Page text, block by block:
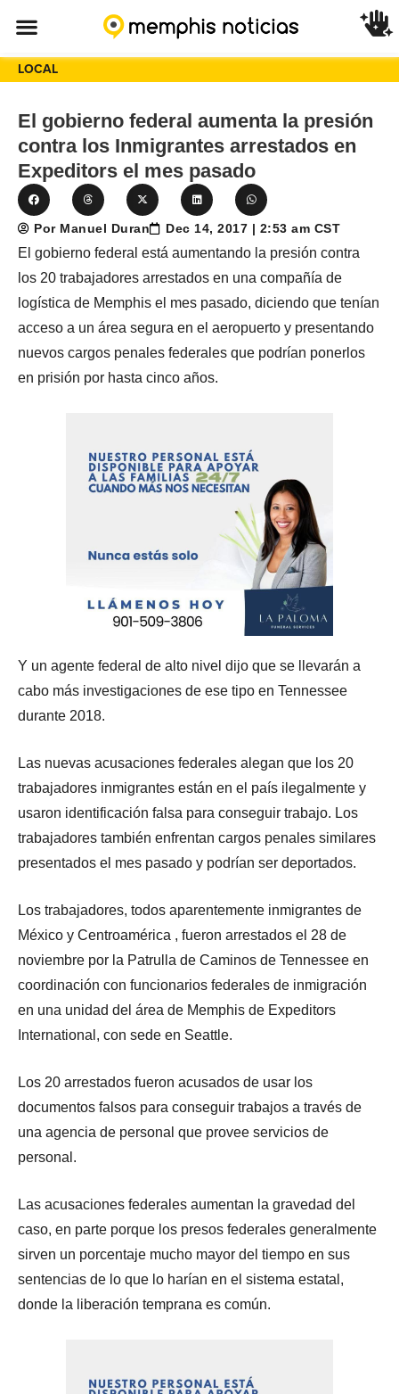
LOCAL
El gobierno federal aumenta la presión
contra los Inmigrantes arrestados en
Expeditors el mes pasado
Por Manuel Duran Dec 14, 2017 | 2:53 am CST
El gobierno federal está aumentando la presión contra
los 20 trabajadores arrestados en una compañía de
logística de Memphis el mes pasado, diciendo que tenían
acceso a un área segura en el aeropuerto y presentando
nuevos cargos penales federales que podrían ponerlos
en prisión por hasta cinco años.
Y un agente federal de alto nivel dijo que se llevarán a
cabo más investigaciones de ese tipo en Tennessee
durante 2018.
Las nuevas acusaciones federales alegan que los 20
trabajadores inmigrantes están en el país ilegalmente y
usaron identificación falsa para conseguir trabajo. Los
trabajadores también enfrentan cargos penales similares
presentados el mes pasado y podrían ser deportados.
Los trabajadores, todos aparentemente inmigrantes de
México y Centroamérica , fueron arrestados el 28 de
noviembre por la Patrulla de Caminos de Tennessee en
coordinación con funcionarios federales de inmigración
en una unidad del área de Memphis de Expeditors
International, con sede en Seattle.
Los 20 arrestados fueron acusados ​​de usar los
documentos falsos para conseguir trabajos a través de
una agencia de personal que provee servicios de
personal.
Las acusaciones federales aumentan la gravedad del
caso, en parte porque los presos federales generalmente
sirven un porcentaje mucho mayor del tiempo en sus
sentencias de lo que lo harían en el sistema estatal,
donde la liberación temprana es común.